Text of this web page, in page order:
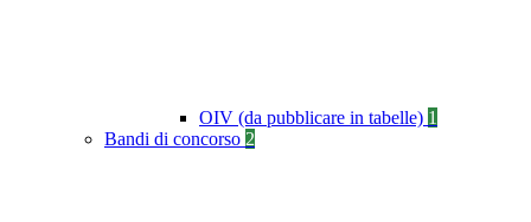
OIV (da pubblicare in tabelle) 1
Bandi di concorso 2